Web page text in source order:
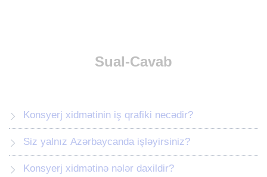
Sual-Cavab
Konsyerj xidmətinin iş qrafiki necədir?
Siz yalnız Azərbaycanda işləyirsiniz?
Konsyerj xidmətinə nələr daxildir?